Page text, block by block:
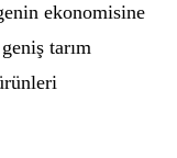
ekonomisine
tarım